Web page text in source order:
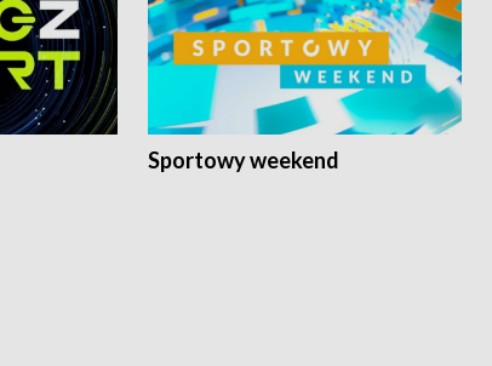
Sportowy weekend